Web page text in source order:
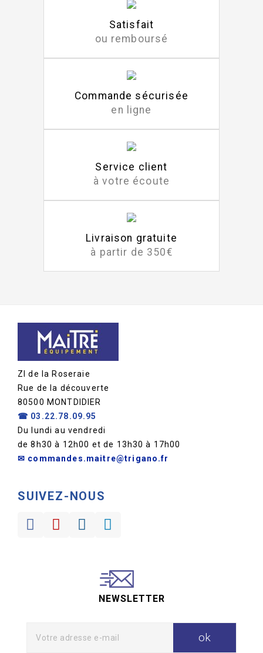
Satisfait
ou remboursé
Commande sécurisée
en ligne
Service client
à votre écoute
Livraison gratuite
à partir de 350€
ZI de la Roseraie
Rue de la découverte
80500 MONTDIDIER
☎ 03.22.78.09.95
Du lundi au vendredi
de 8h30 à 12h00 et de 13h30 à 17h00
✉ commandes.maitre@trigano.fr
SUIVEZ-NOUS
NEWSLETTER